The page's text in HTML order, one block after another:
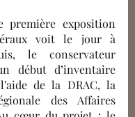
première exposition
voit le jour à
le conservateur
début d’inventaire
de la DRAC, la
des Affaires